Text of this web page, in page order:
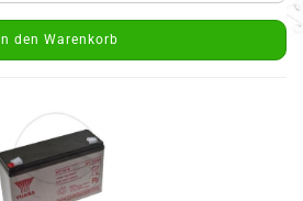
In den Warenkorb